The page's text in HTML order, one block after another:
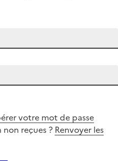
votre mot de passe
reçues ? Renvoyer les